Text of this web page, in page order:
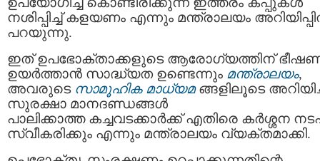
നശിപ്പിച്ച് കളയണം എന്നും മന്ത്രാലയം
പറയുന്നു.
ഇത് ഉപഭോക്താക്കളുടെ ആരോഗ്യത്തിന്
ഉയർത്താൻ സാദ്ധ്യത ഉണ്ടെന്നും മന്ത്രാലയം,
അവരുടെ സാമൂഹിക മാധ്യമ ങ്ങളിലൂടെ
സുരക്ഷാ മാനദണ്ഡങ്ങൾ
പാലിക്കാത്ത കച്ചവടക്കാർക്ക് എതിരെ കർശ്ശന
സ്വീകരിക്കും എന്നും മന്ത്രാലയം വ്യക്തമാക്കി.